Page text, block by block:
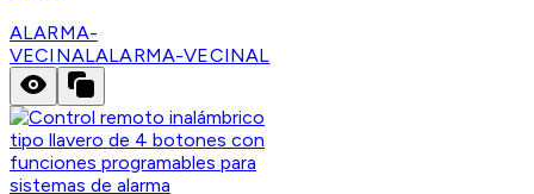
ALARMA-
VECINALALARMA-VECINAL